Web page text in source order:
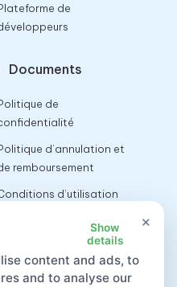
de
Documents
de
d’annulation et
remboursement
d’utilisation
×
Show
details
content and ads, to
and to analyse our